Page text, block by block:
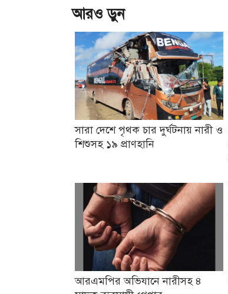
আরও ড়ুন
সারা দেশে পৃথক চার দুর্ঘটনায় নারী ও
শিশুসহ ১৯ প্রাণহানি
আরএমপির অভিযানে নারীসহ ৪